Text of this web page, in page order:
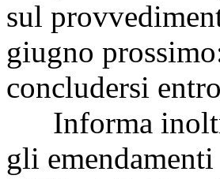
sul
giugno
concludersi
Informa
gli